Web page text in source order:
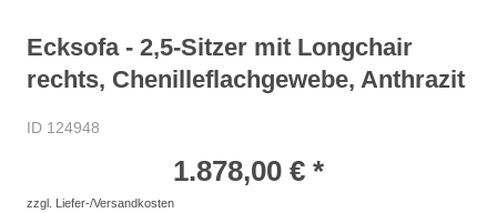
Ecksofa - 2,5-Sitzer mit Longchair
rechts, Chenilleflachgewebe, Anthrazit
ID 124948
1.878,00 € *
zzgl. Liefer-/Versandkosten